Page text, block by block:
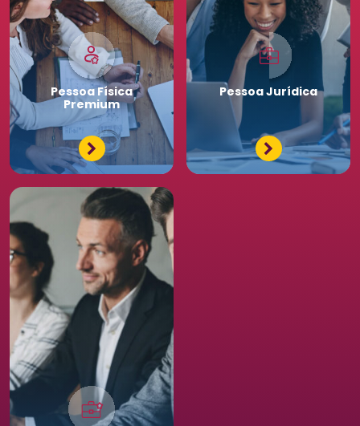
PessoaFísica
Premium
PessoaJurídica